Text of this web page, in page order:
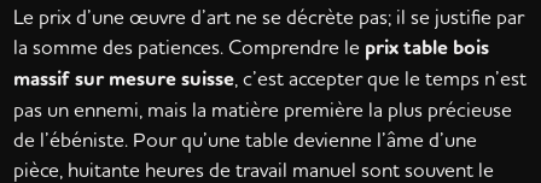
Le prix d’une œuvre d’art ne se décrète pas; il se justifie par
la somme des patiences. Comprendre le prix table bois
massif sur mesure suisse , c’est accepter que le temps n’est
pas un ennemi, mais la matière première la plus précieuse
de l’ébéniste. Pour qu’une table devienne l’âme d’une
pièce, huitante heures de travail manuel sont souvent le